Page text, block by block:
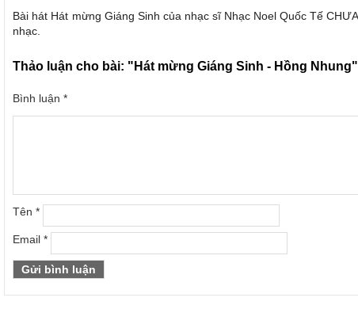
Bài hát Hát mừng Giáng Sinh của nhạc sĩ Nhạc Noel Quốc Tế
nhạc.
Thảo luận cho bài: "Hát mừng Giáng Sinh - Hồng Nhung"
Bình luận*
Tên*
Email*